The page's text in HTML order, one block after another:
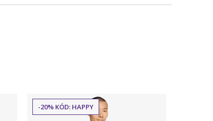
-20% KÓD: HAPPY